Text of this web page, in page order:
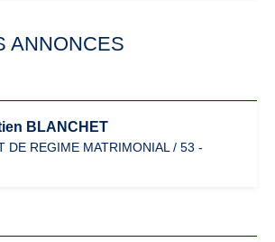
ANNONCES
BLANCHET
DE REGIME MATRIMONIAL / 53 -